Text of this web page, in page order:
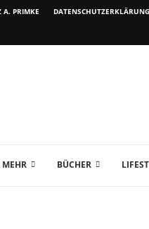
A. PRIMKE DATENSCHUTZERKLÄRUNG
BÜCHER